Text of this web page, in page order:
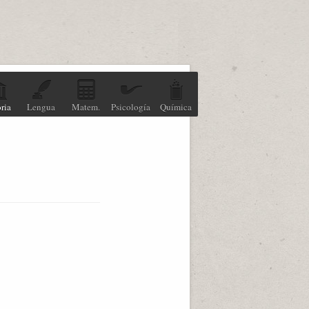
Lengua Matem. Psicología Química